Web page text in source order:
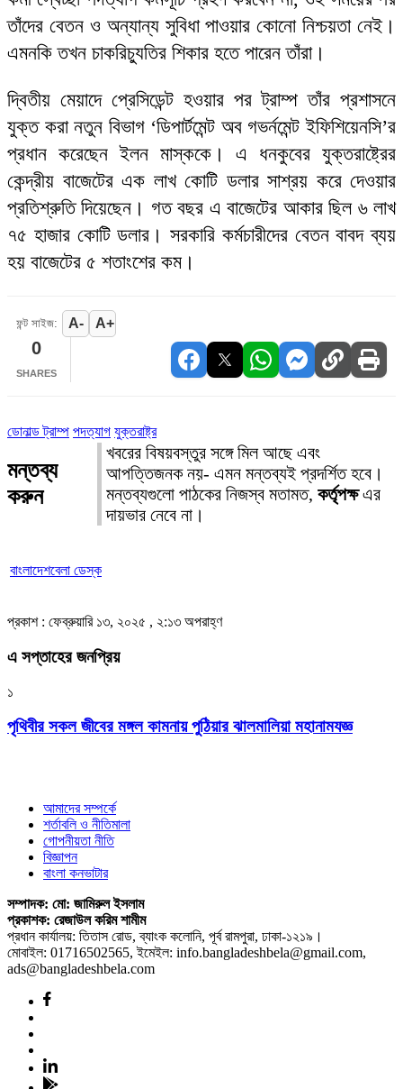
তাঁদের বেতন ও অন্যান্য সুবিধা পাওয়ার কোনো নিশ্চয়তা নেই।
এমনকি তখন চাকরিচ্যুতির শিকার হতে পারেন তাঁরা।
দ্বিতীয় মেয়াদে প্রেসিডেন্ট হওয়ার পর ট্রাম্প তাঁর প্রশাসনে
যুক্ত করা নতুন বিভাগ ‘ডিপার্টমেন্ট অব গভর্নমেন্ট ইফিশিয়েনসি’র
প্রধান করেছেন ইলন মাস্ককে। এ ধনকুবের যুক্তরাষ্ট্রের
কেন্দ্রীয় বাজেটের এক লাখ কোটি ডলার সাশ্রয় করে দেওয়ার
প্রতিশ্রুতি দিয়েছেন। গত বছর এ বাজেটের আকার ছিল ৬ লাখ
৭৫ হাজার কোটি ডলার। সরকারি কর্মচারীদের বেতন বাবদ ব্যয়
হয় বাজেটের ৫ শতাংশের কম।
ফন্ট সাইজ: A- A+
0
SHARES
ডোনাল্ড ট্রাম্প পদত্যাগ যুক্তরাষ্ট্র
মন্তব্য
করুন
খবরের বিষয়বস্তুর সঙ্গে মিল আছে এবং
আপত্তিজনক নয়- এমন মন্তব্যই প্রদর্শিত হবে।
মন্তব্যগুলো পাঠকের নিজস্ব মতামত, কর্তৃপক্ষএর
দায়ভার নেবে না।
বাংলাদেশবেলা ডেস্ক
প্রকাশ : ফেব্রুয়ারি ১৩, ২০২৫ , ২:১৩ অপরাহ্ণ
এ সপ্তাহের জনপ্রিয়
১
পৃথিবীর সকল জীবের মঙ্গল কামনায় পুঠিয়ার ঝালমালিয়া মহানামযজ্ঞ
আমাদের সম্পর্কে
শর্তাবলি ও নীতিমালা
গোপনীয়তা নীতি
বিজ্ঞাপন
বাংলা কনভাটার
সম্পাদক: মো: জামিরুল ইসলাম
প্রকাশক: রেজাউল করিম শামীম
প্রধান কার্যালয়: তিতাস রোড, ব্যাংক কলোনি, পূর্ব রামপুরা, ঢাকা-১২১৯।
মোবাইল: 01716502565, ইমেইল: info.bangladeshbela@gmail.com,
ads@bangladeshbela.com